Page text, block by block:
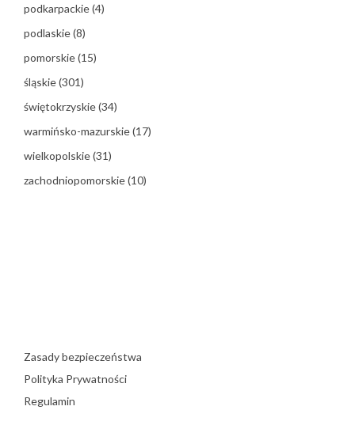
podkarpackie(4)
podlaskie(8)
pomorskie(15)
śląskie(301)
świętokrzyskie(34)
warmińsko-mazurskie(17)
wielkopolskie(31)
zachodniopomorskie(10)
Zasady bezpieczeństwa
Polityka Prywatności
Regulamin